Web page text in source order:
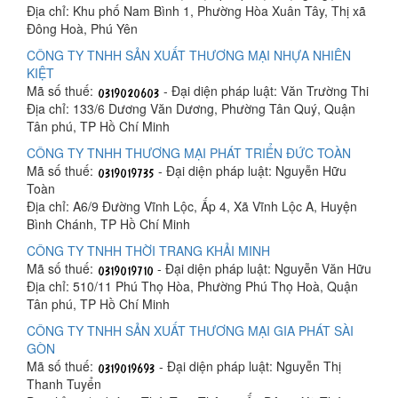
Địa chỉ: Khu phố Nam Bình 1, Phường Hòa Xuân Tây, Thị xã
Đông Hoà, Phú Yên
CÔNG TY TNHH SẢN XUẤT THƯƠNG MẠI NHỰA NHIÊN
KIỆT
Mã số thuế:
- Đại diện pháp luật: Văn Trường Thi
Địa chỉ: 133/6 Dương Văn Dương, Phường Tân Quý, Quận
Tân phú, TP Hồ Chí Minh
CÔNG TY TNHH THƯƠNG MẠI PHÁT TRIỂN ĐỨC TOÀN
Mã số thuế:
- Đại diện pháp luật: Nguyễn Hữu
Toàn
Địa chỉ: A6/9 Đường Vĩnh Lộc, Ấp 4, Xã Vĩnh Lộc A, Huyện
Bình Chánh, TP Hồ Chí Minh
CÔNG TY TNHH THỜI TRANG KHẢI MINH
Mã số thuế:
- Đại diện pháp luật: Nguyễn Văn Hữu
Địa chỉ: 510/11 Phú Thọ Hòa, Phường Phú Thọ Hoà, Quận
Tân phú, TP Hồ Chí Minh
CÔNG TY TNHH SẢN XUẤT THƯƠNG MẠI GIA PHÁT SÀI
GÒN
Mã số thuế:
- Đại diện pháp luật: Nguyễn Thị
Thanh Tuyển